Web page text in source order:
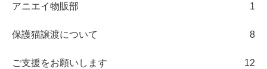
アニエイ物販部 1
保護猫譲渡について 8
ご支援をお願いします 12